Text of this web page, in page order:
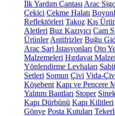
İlk Yardım Çantası Araç
Çekici Çekme Halatı
Reflektörleri Takoz Kış
Aletleri Buz Kazıyıcı Cam
Ürünler Antifrizler Buğu
Araç Şarj İstasyonları Oto
Malzemeleri Hırdavat
Yönlendirme Levhaları
Setleri Somun Çivi Vida-
Köşebent Kapı ve Pencere
Yalıtım Bantları Stoper
Kapı Dürbünü Kapı Kilitleri
Gönye Posta Kutuları